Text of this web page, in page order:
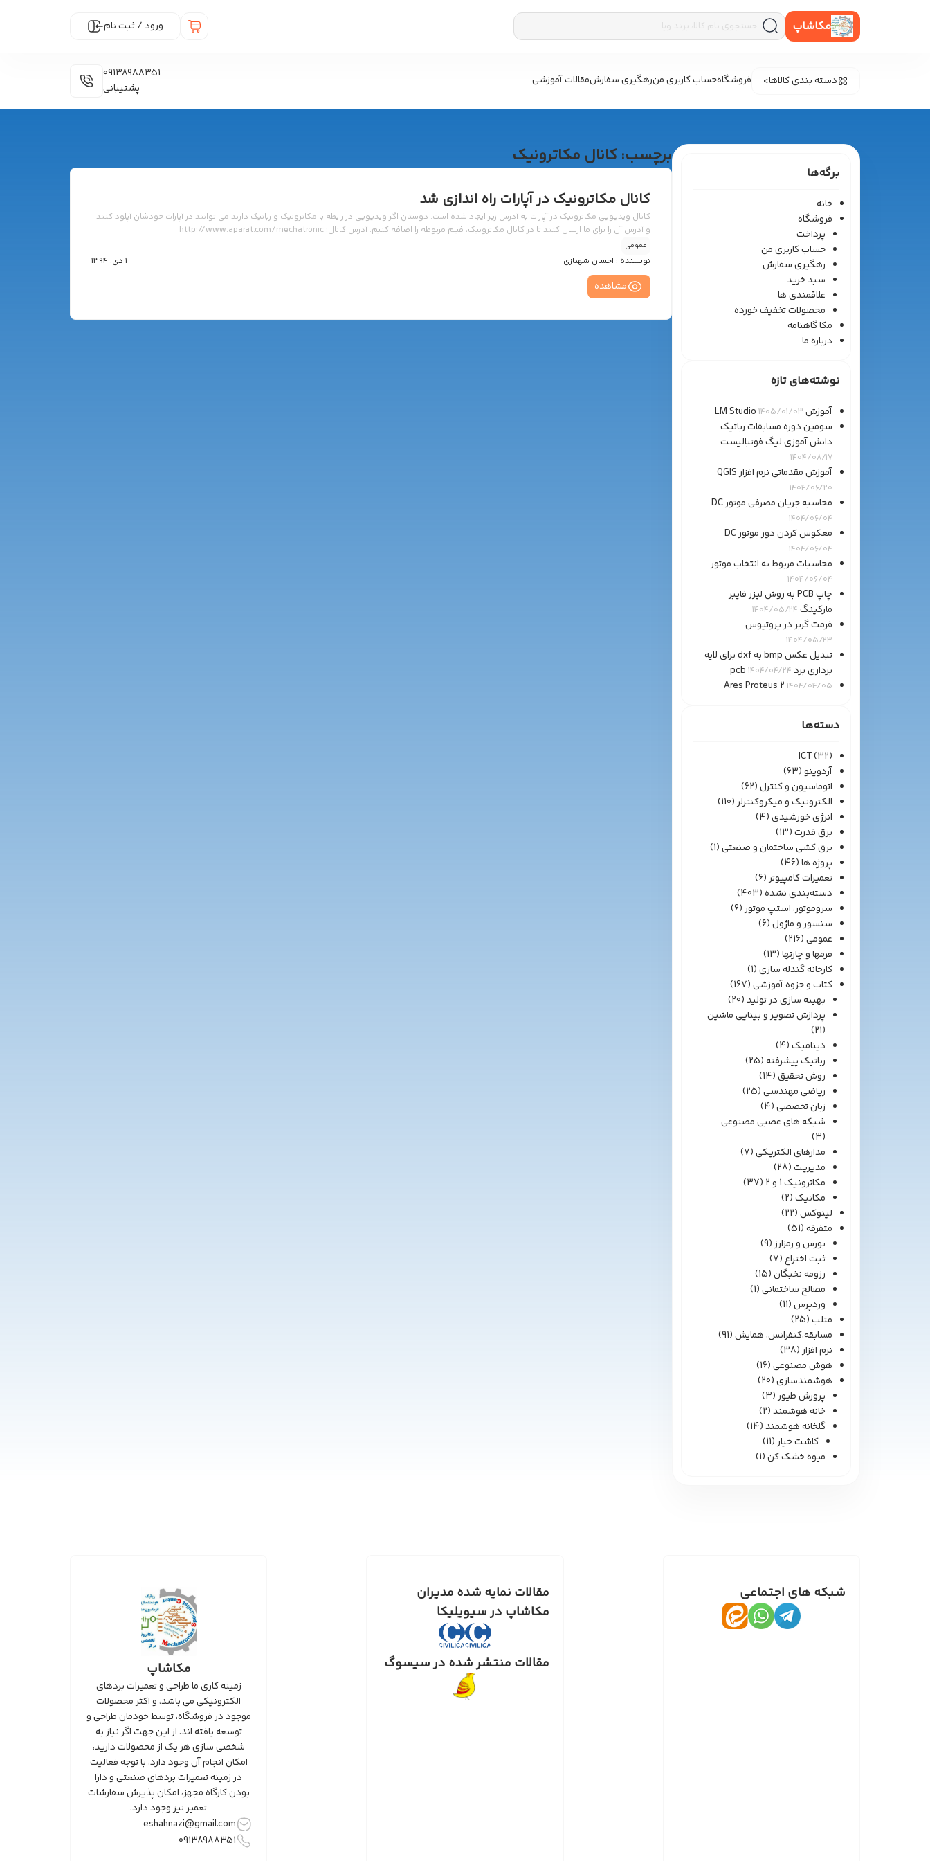
مکاشاپ ورود / ثبت نام
دسته بندی کالاها فروشگاهحساب کاربری منرهگیری سفارشمقالات آموزشی
09138988351
پشتیبانی
برگه‌ها
خانه
فروشگاه
پرداخت
حساب کاربری من
رهگیری سفارش
سبد خرید
علاقمندی ها
محصولات تخفیف خورده
مکا گاهنامه
درباره ما
نوشته‌های تازه
آموزش LM Studio 1405/01/03
سومین دوره مسابقات رباتیک
دانش آموزی لیگ فوتبالیست
1404/08/17
آموزش مقدماتی نرم افزار QGIS
1404/06/20
محاسبه جریان مصرفی موتور DC
1404/06/04
معکوس کردن دور موتور DC
1404/06/04
محاسبات مربوط به انتخاب موتور
1404/06/04
چاپ PCB به روش لیزر فایبر
مارکینگ 1404/05/24
فرمت گربر در پروتیوس
1404/05/23
تبدیل عکس bmp به dxf برای لایه
برداری برد pcb 1404/04/24
Ares Proteus 2 1404/04/05
دسته‌ها
ICT(32)
آردوینو(63)
اتوماسیون و کنترل(62)
الکترونیک و میکروکنترلر(110)
انرژی خورشیدی(4)
برق قدرت(13)
برق کشی ساختمان و صنعتی(1)
پروژه ها(46)
تعمیرات کامپیوتر(6)
دسته‌بندی نشده(403)
سروموتور، استپ موتور(6)
سنسور و ماژول(6)
عمومی(216)
فرمها و چارتها(13)
کارخانه گندله سازی(1)
کتاب و جزوه آموزشی(167)
بهینه سازی در تولید(20)
پردازش تصویر و بینایی ماشین
(21)
دینامیک(4)
رباتیک پیشرفته(25)
روش تحقیق(14)
ریاضی مهندسی(25)
زبان تخصصی(4)
شبکه های عصبی مصنوعی
(3)
مدارهای الکتریکی(7)
مدیریت(28)
مکاترونیک 1 و 2
(37)
مکانیک(2)
لینوکس(22)
متفرقه(51)
بورس و رمزارز(9)
ثبت اختراع(7)
رزومه نخبگان(15)
مصالح ساختمانی(1)
وردپرس(11)
متلب(25)
مسابقه،کنفرانس، همایش(91)
نرم افزار(38)
هوش مصنوعی(16)
هوشمندسازی(20)
پرورش طیور(3)
خانه هوشمند(2)
گلخانه هوشمند(14)
کاشت خیار(11)
میوه خشک کن(1)
برچسب:کانال مکاترونیک
کانال مکاترونیک در آپارات راه اندازی شد
کانال ویدیویی مکاترونیک در آپارات به آدرس زیر ایجاد شده است. دوستان اگر ویدیویی در رایطه با مکاترونیک و رباتیک دارند می توانند در آپارات خودشان آپلود کنند
و آدرس آن را برای ما ارسال کنند تا در کانال مکاترونیک، فیلم مربوطه را اضافه کنیم. آدرس کانال: http://www.aparat.com/mechatronic
عمومی
نویسنده : احسان شهنازی 1 دی, 1394
مشاهده
شبکه های اجتماعی
مقالات نمایه شده مدیران
مکاشاپ در سیویلیکا
مقالات منتشر شده در سیسوگ مکاشاپ
زمینه کاری ما طراحی و تعمیرات بردهای
الکترونیکی می باشد، و اکثر محصولات
موجود در فروشگاه، توسط خودمان طراحی و
توسعه یافته اند. از این جهت اگر نیاز به
شخصی سازی هر یک از محصولات دارید،
امکان انجام آن وجود دارد. با توجه فعالیت
در زمینه تعمیرات بردهای صنعتی و دارا
بودن کارگاه مجهز، امکان پذیرش سفارشات
تعمیر نیز وجود دارد.
eshahnazi@gmail.com
09138988351